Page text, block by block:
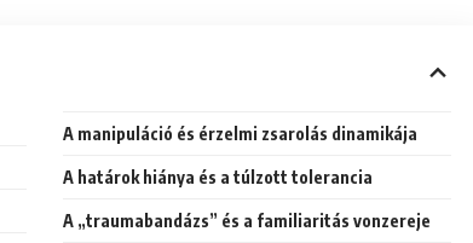
A manipuláció és érzelmi zsarolás dinamikája
A határok hiánya és a túlzott tolerancia
A „traumabandázs” és a familiaritás vonzereje